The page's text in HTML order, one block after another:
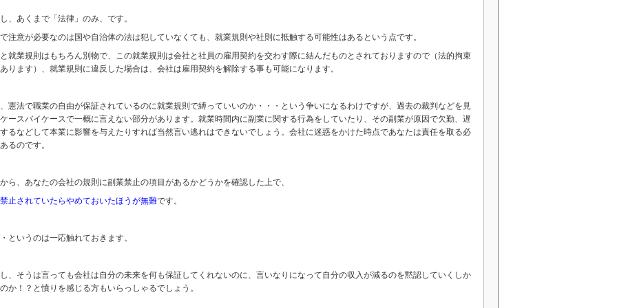
、あくまで「法律」のみ、です。
注意が必要なのは国や自治体の法は犯していなくても、就業規則や社則に抵触する可能性はあるという点です。
就業規則はもちろん別物で、この就業規則は会社と社員の雇用契約を交わす際に結んだものとされておりますので（法的拘束
ります）、就業規則に違反した場合は、会社は雇用契約を解除する事も可能になります。
憲法で職業の自由が保証されているのに就業規則で縛っていいのか・・・という争いになるわけですが、過去の裁判などを見
ースバイケースで一概に言えない部分があります。就業時間内に副業に関する行為をしていたり、その副業が原因で欠勤、遅
るなどして本業に影響を与えたりすれば当然言い逃れはできないでしょう。会社に迷惑をかけた時点であなたは責任を取る必
るのです。
ら、あなたの会社の規則に副業禁止の項目があるかどうかを確認した上で、
禁止されていたらやめておいたほうが無難です。
というのは一応触れておきます。
、そうは言っても会社は自分の未来を何も保証してくれないのに、言いなりになって自分の収入が減るのを黙認していくしか
か！？と憤りを感じる方もいらっしゃるでしょう。